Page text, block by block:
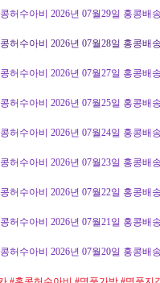
허수아비 2026년 07월29일 홍콩배
허수아비 2026년 07월28일 홍콩배
허수아비 2026년 07월27일 홍콩배
허수아비 2026년 07월25일 홍콩배
허수아비 2026년 07월24일 홍콩배
허수아비 2026년 07월23일 홍콩배
허수아비 2026년 07월22일 홍콩배
허수아비 2026년 07월21일 홍콩배
허수아비 2026년 07월20일 홍콩배